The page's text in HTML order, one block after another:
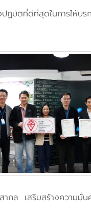
บัติที่ดีที่สุดในการให้บริ
ากล เสริมสร้างความ